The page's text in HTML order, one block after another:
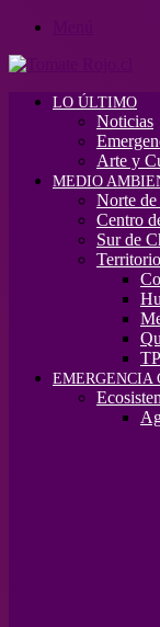
LO ÚLTIMO
Noticias
Arte y
MEDIO
Norte
Centro
Sur de